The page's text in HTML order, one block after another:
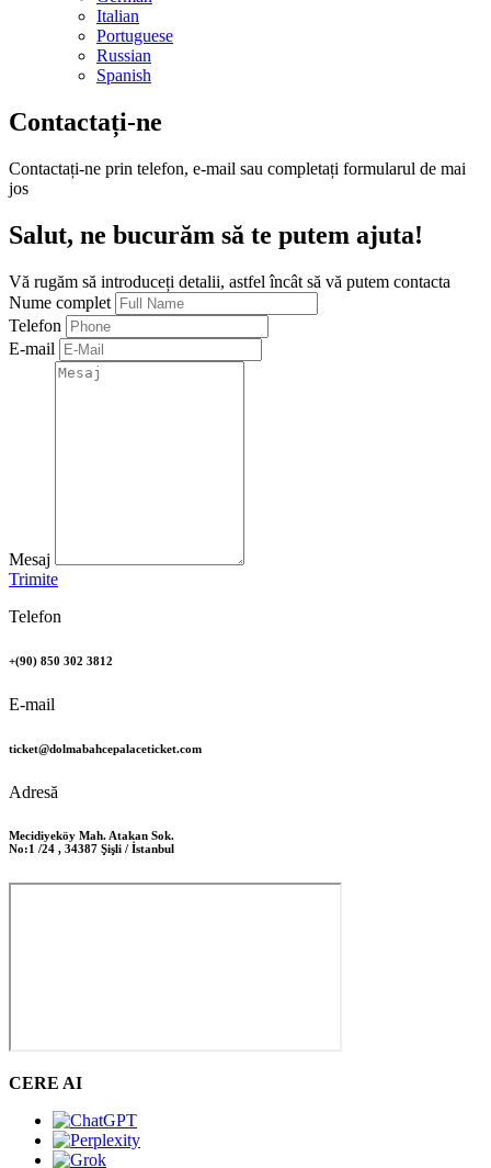
Italian
Portuguese
Russian
Spanish
Contactați-ne
Contactați-ne prin telefon, e-mail sau completați formularul de mai
jos
Salut, ne bucurăm să te putem ajuta!
Vă rugăm să introduceți detalii, astfel încât să vă putem contacta
Nume complet
Telefon
E-mail
Mesaj
Trimite
Telefon
+(90) 850 302 3812
E-mail
ticket@dolmabahcepalaceticket.com
Adresă
Mecidiyeköy Mah. Atakan Sok.
No:1 /24 , 34387 Şişli / İstanbul
CERE AI